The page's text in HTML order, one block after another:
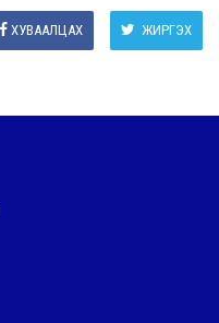
ЖИРГЭХ
ХУВААЛЦАХ